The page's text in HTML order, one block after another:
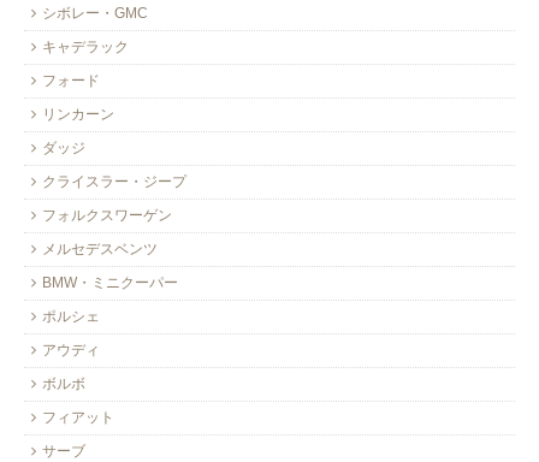
シボレー・GMC
キャデラック
フォード
リンカーン
ダッジ
クライスラー・ジープ
フォルクスワーゲン
メルセデスベンツ
BMW・ミニクーパー
ポルシェ
アウディ
ボルボ
フィアット
サーブ